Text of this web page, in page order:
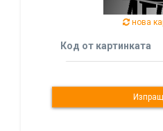
нова
Код от картинката